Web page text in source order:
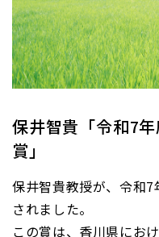
保井智貴「令和7
賞」
保井智貴教授が、令和
されました。
この賞は、香川県にお